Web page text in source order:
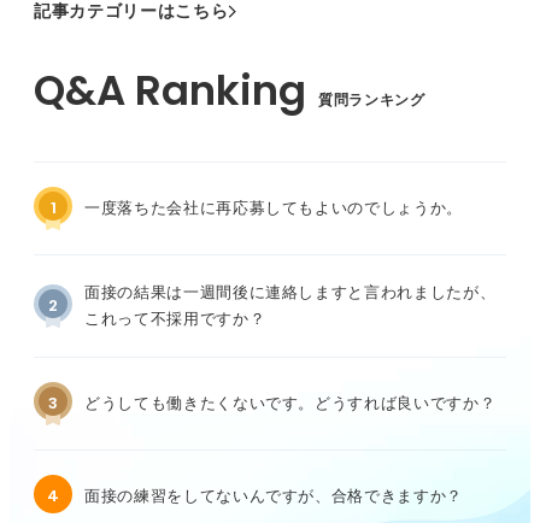
記事カテゴリーはこちら
質問ランキング
1 一度落ちた会社に再応募してもよいのでしょうか。
2
面接の結果は一週間後に連絡しますと言われましたが、
これって不採用ですか？
3 どうしても働きたくないです。どうすれば良いですか？
4 面接の練習をしてないんですが、合格できますか？